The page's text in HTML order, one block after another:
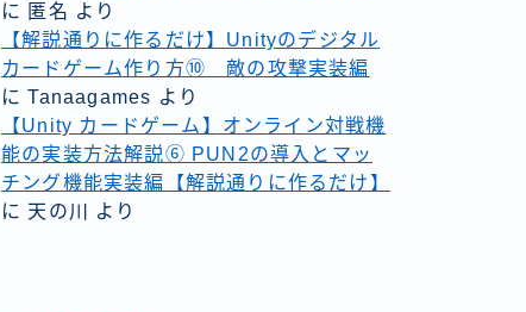
に 匿名 より
【解説通りに作るだけ】Unityのデジタル
カードゲーム作り方⑩ 敵の攻撃実装編
にTanaagames より
【Unity カードゲーム】オンライン対戦機
能の実装方法解説⑥ PUN2の導入とマッ
チング機能実装編【解説通りに作るだけ】
に 天の川 より